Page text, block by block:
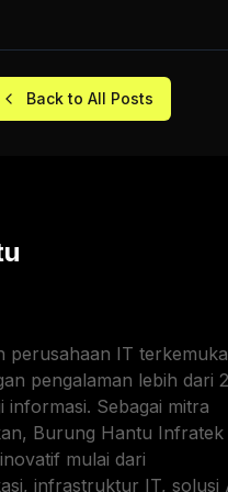
Back to All Posts
perusahaan IT terkemuka
pengalaman lebih dari
Sebagai mitra
Burung Hantu Infratek
mulai dari
infrastruktur IT, solusi